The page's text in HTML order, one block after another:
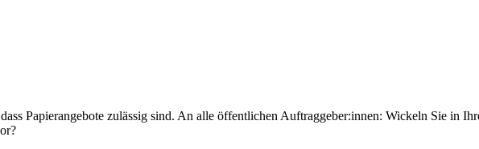
Papierangebote zulässig sind. An alle öffentlichen Auftraggeber:innen: Wickeln Sie in